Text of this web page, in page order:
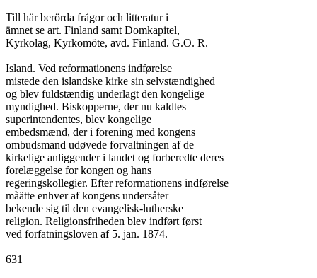
Till här berörda frågor och litteratur i
ämnet se art. Finland samt Domkapitel,
Kyrkolag, Kyrkomöte, avd. Finland. G.O. R.
Island. Ved reformationens indførelse
mistede den islandske kirke sin selvstændighed
og blev fuldstændig underlagt den kongelige
myndighed. Biskopperne, der nu kaldtes
superintendentes, blev kongelige
embedsmænd, der i forening med kongens
ombudsmand udøvede forvaltningen af de
kirkelige anliggender i landet og forberedte deres
forelæggelse for kongen og hans
regeringskollegier. Efter reformationens indførelse
màätte enhver af kongens undersåter
bekende sig til den evangelisk-lutherske
religion. Religionsfriheden blev indført først
ved forfatningsloven af 5. jan. 1874.
631